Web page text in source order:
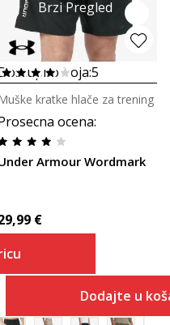
Brzi Pregled
boja:5
ocena:
Armour Wordmark
kratke hlače za trening
€
Dodajte u